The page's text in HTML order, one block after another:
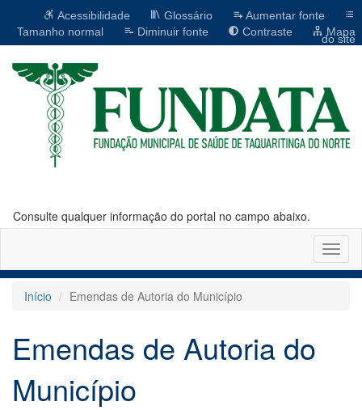
Acessibilidade Glossário
Aumentar fonte
Tamanho normal
Diminuir fonte Contraste Mapa
do site
Consulte qualquer informação do portal no campo abaixo.
Início
Emendas de Autoria do Município
Emendas de Autoria do
Município